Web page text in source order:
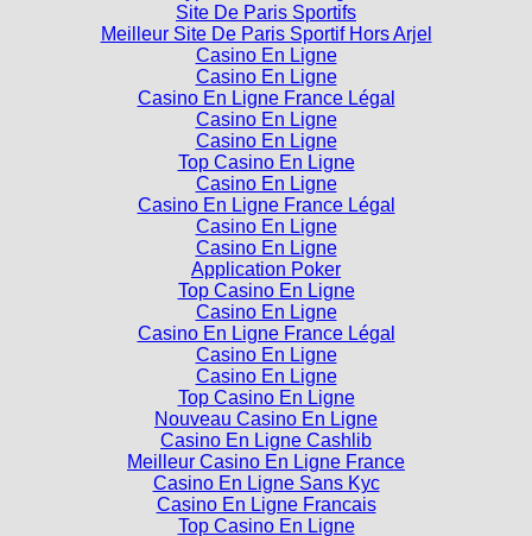
Site De Paris Sportifs
Meilleur Site De Paris Sportif Hors Arjel
Casino En Ligne
Casino En Ligne
Casino En Ligne France Légal
Casino En Ligne
Casino En Ligne
Top Casino En Ligne
Casino En Ligne
Casino En Ligne France Légal
Casino En Ligne
Casino En Ligne
Application Poker
Top Casino En Ligne
Casino En Ligne
Casino En Ligne France Légal
Casino En Ligne
Casino En Ligne
Top Casino En Ligne
Nouveau Casino En Ligne
Casino En Ligne Cashlib
Meilleur Casino En Ligne France
Casino En Ligne Sans Kyc
Casino En Ligne Francais
Top Casino En Ligne